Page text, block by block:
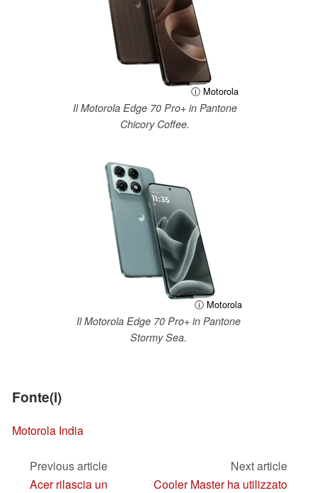
ⓘ Motorola
Il Motorola Edge 70 Pro+ in Pantone
Chicory Coffee.
ⓘ Motorola
Il Motorola Edge 70 Pro+ in Pantone
Stormy Sea.
Fonte(i)
Motorola India
Previous article
Acer rilascia un
Next article
Cooler Master ha utilizzato